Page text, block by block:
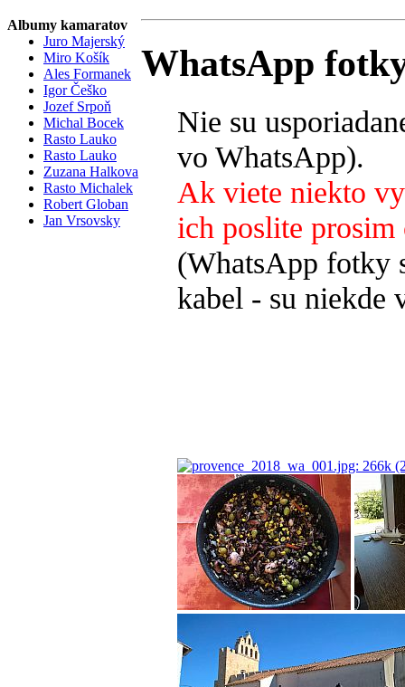
Albumy kamaratov
Juro Majerský
Miro Košík
Ales Formanek
Igor Češko
Jozef Srpoň
Michal Bocek
Rasto Lauko
Rasto Lauko
Zuzana Halkova
Rasto Michalek
Robert Globan
Jan Vrsovsky
WhatsApp
Nie su
vo WhatsApp).
Ak viete niekto
ich poslite
(WhatsApp fotky
kabel - su niekde